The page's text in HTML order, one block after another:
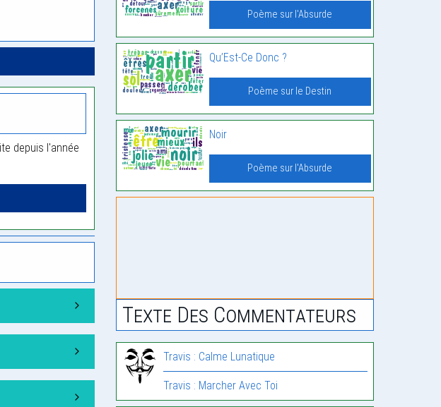
depuis l'année
Poème sur l'Absurde
Qu’Est-Ce Donc ?
Poème sur le Destin
Noir
Poème sur l'Absurde
Texte Des Commentateurs
Travis : Calme Lunatique
Travis : Marcher Avec Toi